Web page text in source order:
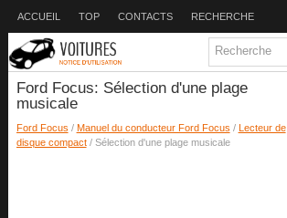
ACCUEIL TOP CONTACTS RECHERCHE
Ford Focus: Sélection d'une plage
musicale
Ford Focus / Manuel du conducteur Ford Focus / Lecteur de
disque compact/ Sélection d'une plage musicale